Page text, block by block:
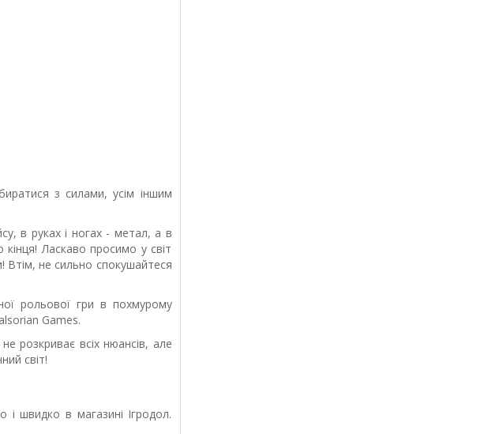
з силами, усім іншим
в руках і ногах - метал, а в
кінця! Ласкаво просимо у світ
не сильно спокушайтеся
рольової гри в похмурому
Games.
розкриває всіх нюансів, але
світ!
і швидко в магазині Ігродол.